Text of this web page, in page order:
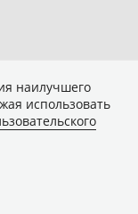
наилучшего
использовать